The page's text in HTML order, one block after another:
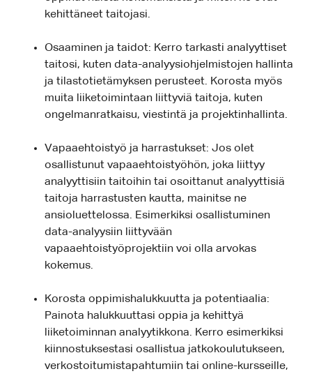
kehittäneet taitojasi.
Osaaminen ja taidot: Kerro tarkasti analyyttiset
taitosi, kuten data-analyysiohjelmistojen hallinta
ja tilastotietämyksen perusteet. Korosta myös
muita liiketoimintaan liittyviä taitoja, kuten
ongelmanratkaisu, viestintä ja projektinhallinta.
Vapaaehtoistyö ja harrastukset: Jos olet
osallistunut vapaaehtoistyöhön, joka liittyy
analyyttisiin taitoihin tai osoittanut analyyttisiä
taitoja harrastusten kautta, mainitse ne
ansioluettelossa. Esimerkiksi osallistuminen
data-analyysiin liittyvään
vapaaehtoistyöprojektiin voi olla arvokas
kokemus.
Korosta oppimishalukkuutta ja potentiaalia:
Painota halukkuuttasi oppia ja kehittyä
liiketoiminnan analyytikkona. Kerro esimerkiksi
kiinnostuksestasi osallistua jatkokoulutukseen,
verkostoitumistapahtumiin tai online-kursseille,